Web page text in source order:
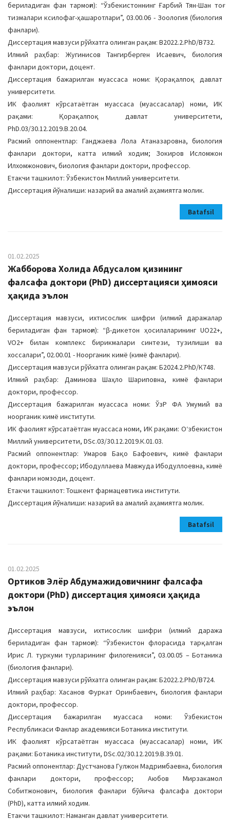
бериладиган фан тармоғи): “Ўзбекистоннинг Ғарбий Тян-Шан тоғ
тизмалари ксилофаг-ҳашаротлари”, 03.00.06 - Зоология (биология
фанлари).
Диссертация мавзуси рўйхатга олинган рақам: B2022.2.PhD/B732.
Илмий раҳбар: Жугинисов Тангирберген Исаевич, биология
фанлари доктори, доцент.
Диссертация бажарилган муассаса номи: Қорақалпоқ давлат
университети.
ИК фаолият кўрсатаётган муассаса (муассасалар) номи, ИК
рақами: Қорақалпоқ давлат университети,
PhD.03/30.12.2019.B.20.04.
Расмий оппонентлар: Ганджаева Лола Атаназаровна, биология
фанлари доктори, катта илмий ходим; Зокиров Исломжон
Илхомжонович, биология фанлари доктори, профессор.
Етакчи ташкилот: Ўзбекистон Миллий университети.
Диссертация йўналиши: назарий ва амалий аҳамиятга молик.
Batafsil
01.02.2025
Жабборова Холида Абдусалом қизининг
фалсафа доктори (PhD) диссертацияси ҳимояси
ҳақида эълон
Диссертация мавзуси, ихтисослик шифри (илмий даражалар
бериладиган фан тармоғи): “ꞵ-дикетон ҳосилаларининг UO22+,
VO2+ билан комплекс бирикмалари синтези, тузилиши ва
хоссалари”, 02.00.01 - Ноорганик кимё (кимё фанлари).
Диссертация мавзуси рўйхатга олинган рақам: Б2024.2.PhD/К748.
Илмий раҳбар: Даминова Шаҳло Шариповна, кимё фанлари
доктори, профессор.
Диссертация бажарилган муассаса номи: ЎзР ФА Умумий ва
ноорганик кимё институти.
ИК фаолият кўрсатаётган муассаса номи, ИК рақами: Оʻзбекистон
Миллий университети, DSc.03/30.12.2019.К.01.03.
Расмий оппонентлар: Умаров Бақо Бафоевич, кимё фанлари
доктори, профессор; Ибодуллаева Мавжуда Ибодуллоевна, кимё
фанлари номзоди, доцент.
Етакчи ташкилот: Тошкент фармацевтика институти.
Диссертация йўналиши: назарий ва амалий аҳамиятга молик.
Batafsil
01.02.2025
Ортиков Элёр Абдумажидовичнинг фалсафа
доктори (PhD) диссертация ҳимояси ҳақида
эълон
Диссертация мавзуси, ихтисослик шифри (илмий даража
бериладиган фан тармоғи): “Ўзбекистон флорасида тарқалган
Ирис Л. туркуми турларининг филогенияси”, 03.00.05 – Ботаника
(биология фанлари).
Диссертация мавзуси рўйхатга олинган рақам: Б2022.2.PhD/B724.
Илмий раҳбар: Хасанов Фуркат Оринбаевич, биология фанлари
доктори, профессор.
Диссертация бажарилган муассаса номи: Ўзбекистон
Республикаси Фанлар академияси Ботаника институти.
ИК фаолият кўрсатаётган муассаса (муассасалар) номи, ИК
рақами: Ботаника институти, DSc.02/30.12.2019.B.39.01.
Расмий оппонентлар: Дустчанова Гулжон Мадримбаевна, биология
фанлари доктори, профессор; Аюбов Мирзакамол
Собитжонович, биология фанлари бўйича фалсафа доктори
(PhD), катта илмий ходим.
Етакчи ташкилот: Наманган давлат университети.